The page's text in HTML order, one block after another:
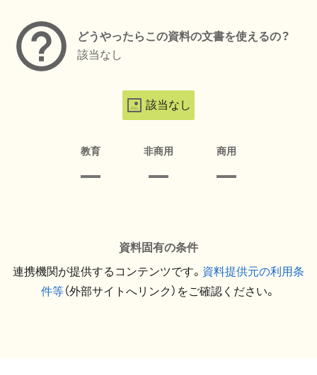
どうやったらこの資料の文書を使えるの？
該当なし
該当なし
教育 非商用 商用
資料固有の条件
連携機関が提供するコンテンツです。 資料提供元の利用条
件等（外部サイトへリンク）をご確認ください。